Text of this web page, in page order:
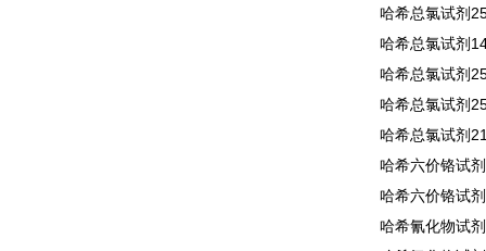
哈希总氯试剂
哈希总氯试剂
哈希总氯试剂
哈希总氯试剂
哈希总氯试剂
哈希六价铬试
哈希六价铬试
哈希氰化物试